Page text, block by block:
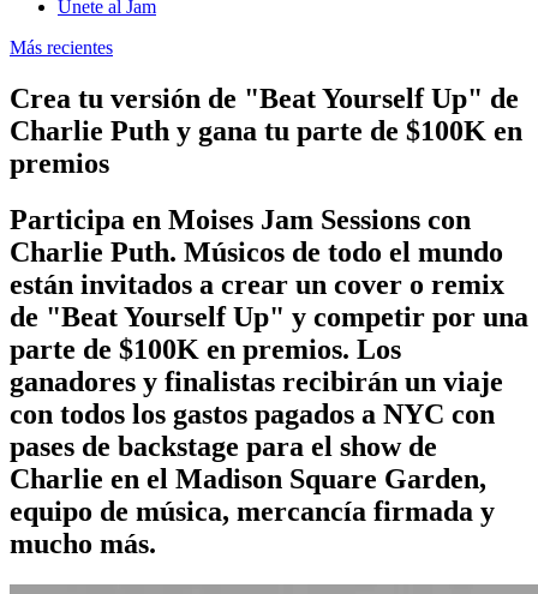
Únete al Jam
Más recientes
Crea tu versión de "Beat Yourself Up" de
Charlie Puth y gana tu parte de $100K en
premios
Participa en Moises Jam Sessions con
Charlie Puth. Músicos de todo el mundo
están invitados a crear un cover o remix
de "Beat Yourself Up" y competir por una
parte de $100K en premios. Los
ganadores y finalistas recibirán un viaje
con todos los gastos pagados a NYC con
pases de backstage para el show de
Charlie en el Madison Square Garden,
equipo de música, mercancía firmada y
mucho más.